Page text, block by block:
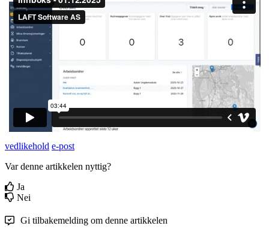
vedlikehold e-post
Var denne artikkelen nyttig?
Ja
Nei
Gi tilbakemelding om denne artikkelen